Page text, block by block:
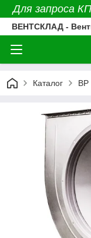
Для
ВЕНТСКЛАД -
Каталог ВР